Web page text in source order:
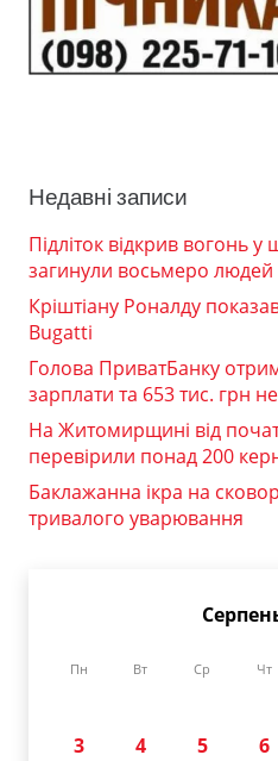
Недавні записи
Підліток відкрив вогонь у
загинули восьмеро людей
Кріштіану Роналду
Bugatti
Голова ПриватБанку
зарплати та 653 тис. грн
На Житомирщині від
перевірили понад 200
Баклажанна ікра на
тривалого уварювання
Пн Вт Ср Чт
3
4 5 6